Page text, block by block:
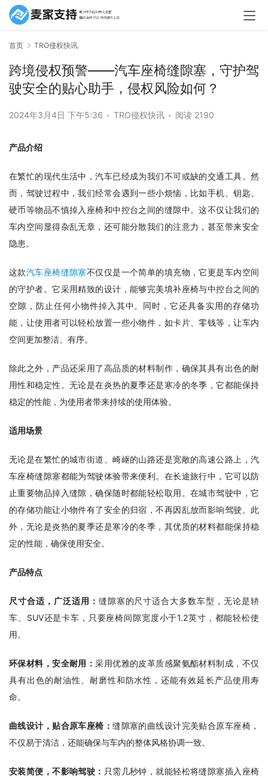
首页 TRO侵权快讯
跨境侵权预警——汽车座椅缝隙塞，守护驾
驶安全的贴心助手，侵权风险如何？
2024年3月4日 下午5:36 • TRO侵权快讯 • 阅读 2190
产品介绍
在繁忙的现代生活中，汽车已经成为我们不可或缺的交通工具。然
而，驾驶过程中，我们经常会遇到一些小烦恼，比如手机、钥匙、
硬币等物品不慎掉入座椅和中控台之间的缝隙中。这不仅让我们的
车内空间显得杂乱无章，还可能分散我们的注意力，甚至带来安全
隐患。
这款汽车座椅缝隙塞不仅仅是一个简单的填充物，它更是车内空间
的守护者。它采用精致的设计，能够完美填补座椅与中控台之间的
空隙，防止任何小物件掉入其中。同时，它还具备实用的存储功
能，让使用者可以轻松放置一些小物件，如卡片、零钱等，让车内
空间更加整洁、有序。
除此之外，产品还采用了高品质的材料制作，确保其具有出色的耐
用性和稳定性。无论是在炎热的夏季还是寒冷的冬季，它都能保持
稳定的性能，为使用者带来持续的使用体验。
适用场景
无论是在繁忙的城市街道、崎岖的山路还是宽敞的高速公路上，汽
车座椅缝隙塞都能为驾驶体验带来便利。在长途旅行中，它可以防
止重要物品掉入缝隙，确保随时都能轻松取用。在城市驾驶中，它
的存储功能让小物件有了安全的归宿，不再因乱放而影响驾驶。此
外，无论是炎热的夏季还是寒冷的冬季，其优质的材料都能保持稳
定的性能，确保使用安全。
产品特点
尺寸合适，广泛适用： 缝隙塞的尺寸适合大多数车型，无论是轿
车、SUV还是卡车，只要座椅间隙宽度小于1.2英寸，都能轻松使
用。
环保材料，安全耐用：采用优雅的皮革质感聚氨酯材料制成，不仅
具有出色的耐油性、耐磨性和防水性，还能有效延长产品使用寿
命。
曲线设计，贴合原车座椅：缝隙塞的曲线设计完美贴合原车座椅，
不仅易于清洁，还能确保与车内的整体风格协调一致。
安装简便，不影响驾驶： 只需几秒钟，就能轻松将缝隙塞插入座椅